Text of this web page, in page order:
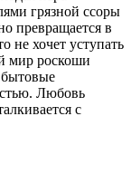
грязной ссоры
превращается в
не хочет уступать
мир роскоши
бытовые
Любовь
с